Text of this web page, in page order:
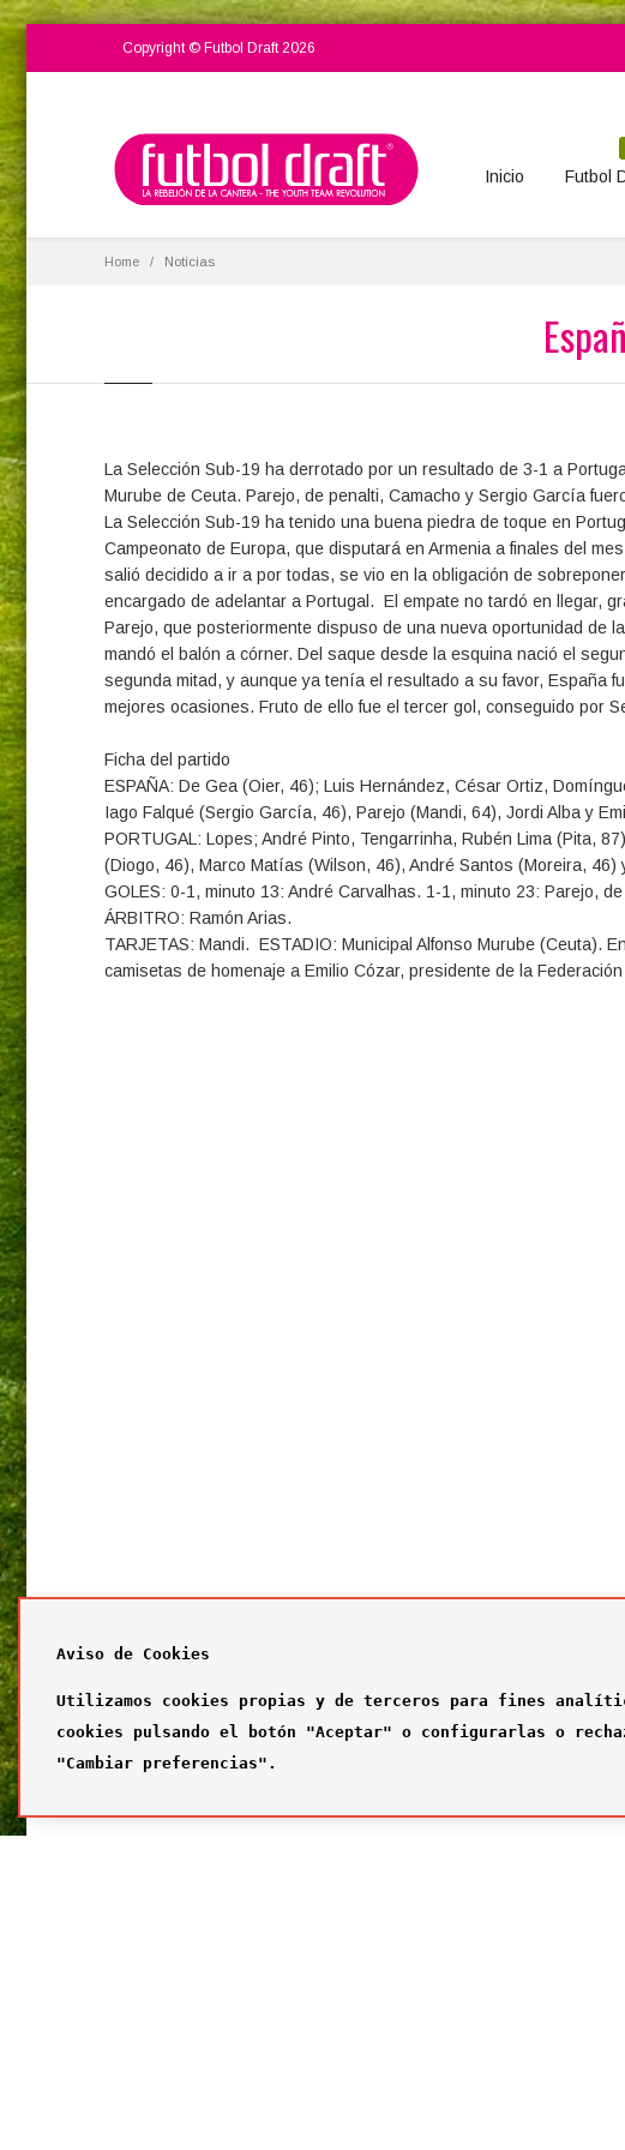
Copyright © Futbol Draft 2026
Inicio Futbol
Home Noticias
La Selección Sub-19 ha derrotado por un resultado de 3-1 a
Murube de Ceuta. Parejo, de penalti, Camacho y Sergio García
La Selección Sub-19 ha tenido una buena piedra de toque en
Campeonato de Europa, que disputará en Armenia a finales del
salió decidido a ir a por todas, se vio en la obligación de
encargado de adelantar a Portugal. El empate no tardó en llegar,
Parejo, que posteriormente dispuso de una nueva oportunidad de
mandó el balón a córner. Del saque desde la esquina nació el
segunda mitad, y aunque ya tenía el resultado a su favor, España
mejores ocasiones. Fruto de ello fue el tercer gol, conseguido por
Ficha del partido
ESPAÑA: De Gea (Oier, 46); Luis Hernández, César Ortiz,
Iago Falqué (Sergio García, 46), Parejo (Mandi, 64), Jordi Alba y
PORTUGAL: Lopes; André Pinto, Tengarrinha, Rubén Lima (Pita,
(Diogo, 46), Marco Matías (Wilson, 46), André Santos (Moreira, 46)
GOLES: 0-1, minuto 13: André Carvalhas. 1-1, minuto 23: Parejo,
ÁRBITRO: Ramón Arias.
TARJETAS: Mandi. ESTADIO: Municipal Alfonso Murube (Ceuta).
camisetas de homenaje a Emilio Cózar, presidente de la
Aviso de Cookies
Utilizamos cookies propias y de terceros para fines
cookies pulsando el botón "Aceptar" o configurarlas o
"Cambiar preferencias".